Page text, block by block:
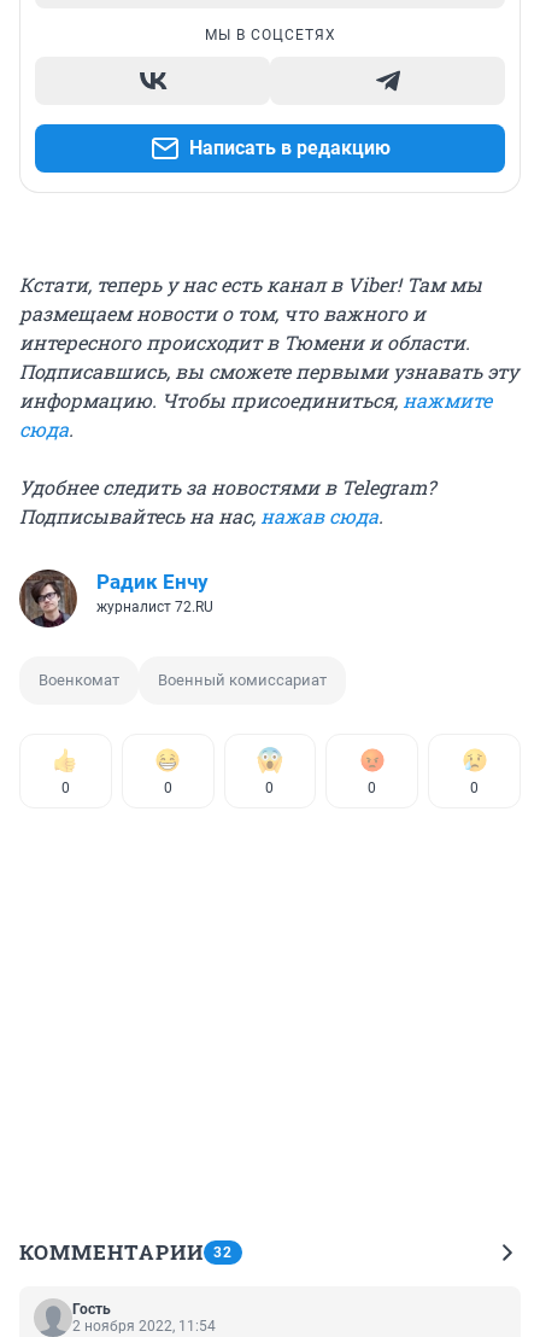
МЫ В СОЦСЕТЯХ
Написать в редакцию
Кстати, теперь у нас есть канал в Viber! Там мы
размещаем новости о том, что важного и
интересного происходит в Тюмени и области.
Подписавшись, вы сможете первыми узнавать эту
информацию. Чтобы присоединиться,нажмите
сюда.
Удобнее следить за новостями в Telegram?
Подписывайтесь на нас,нажав сюда.
Радик Енчу
журналист 72.RU
Военкомат Военный комиссариат
0 0 0 0 0
КОММЕНТАРИИ 32
Гость
2 ноября 2022, 11:54